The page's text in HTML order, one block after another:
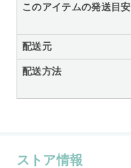
このアイテムの発送目安
配送元
配送方法
ストア情報